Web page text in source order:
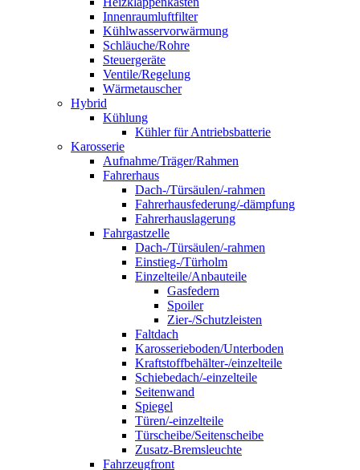
Innenraumluftfilter
Kühlwasservorwärmung
Schläuche/Rohre
Steuergeräte
Ventile/Regelung
Wärmetauscher
Hybrid
Kühlung
Kühler für Antriebsbatterie
Karosserie
Aufnahme/Träger/Rahmen
Fahrerhaus
Dach-/Türsäulen/-rahmen
Fahrerhausfederung/-dämpfung
Fahrerhauslagerung
Fahrgastzelle
Dach-/Türsäulen/-rahmen
Einstieg-/Türholm
Einzelteile/Anbauteile
Gasfedern
Spoiler
Zier-/Schutzleisten
Faltdach
Karosserieboden/Unterboden
Kraftstoffbehälter-/einzelteile
Schiebedach/-einzelteile
Seitenwand
Spiegel
Türen/-einzelteile
Türscheibe/Seitenscheibe
Zusatz-Bremsleuchte
Fahrzeugfront